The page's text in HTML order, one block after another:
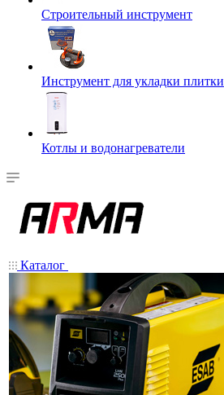
Строительный инструмент
Инструмент для укладки плитки
Котлы и водонагреватели
Каталог